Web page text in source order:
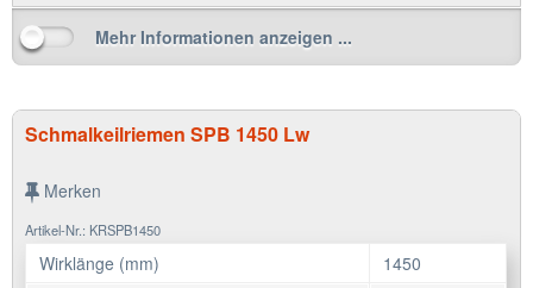
Mehr Informationen anzeigen ...
Schmalkeilriemen SPB 1450 Lw
Merken
Artikel-Nr.: KRSPB1450
Wirklänge (mm)
1450